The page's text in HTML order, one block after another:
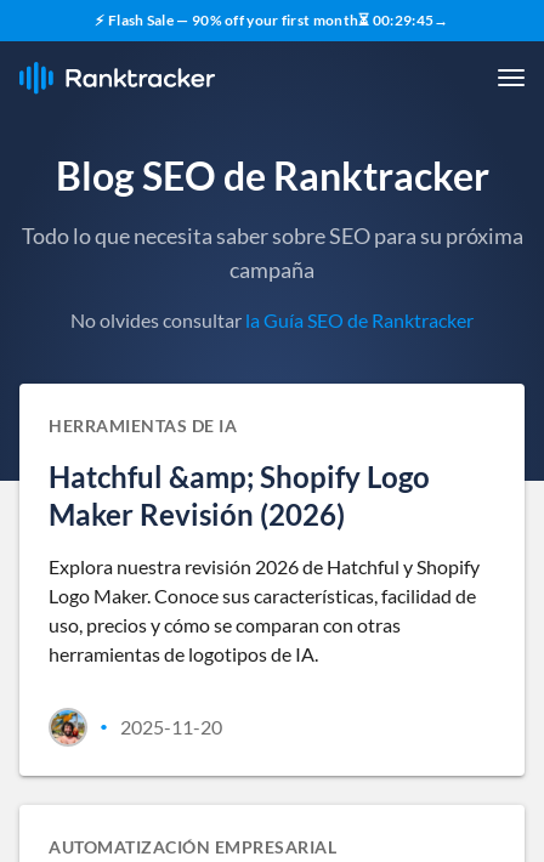
⚡ Flash Sale — 90% off your first month⏳ 00:29:44→
Blog SEO de Ranktracker
Todo lo que necesita saber sobre SEO para su próxima
campaña
No olvides consultar la Guía SEO de Ranktracker
HERRAMIENTAS DE IA
Hatchful &amp; Shopify Logo
Maker Revisión (2026)
Explora nuestra revisión 2026 de Hatchful y Shopify
Logo Maker. Conoce sus características, facilidad de
uso, precios y cómo se comparan con otras
herramientas de logotipos de IA.
• 2025-11-20
AUTOMATIZACIÓN EMPRESARIAL